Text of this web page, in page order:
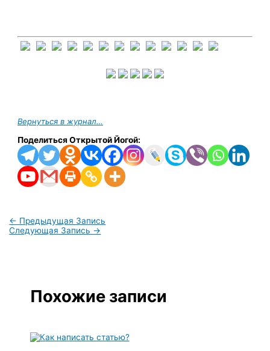
Вернуться в журнал…
Поделиться Открытой Йогой:
← Предыдущая Запись
Следующая Запись →
Похожие записи